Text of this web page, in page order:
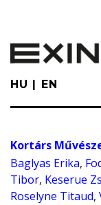
main
content
HU EN
Kortárs
Baglyas Erika,
Tibor, Keserue
Roselyne Titaud,